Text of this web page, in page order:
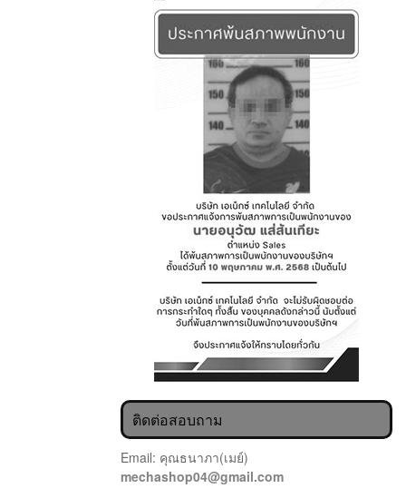
ติดต่อสอบถาม
Email: คุณธนาภา(เมย์)
mechashop04@gmail.com